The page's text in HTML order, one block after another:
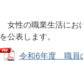
女性の職業生活にお
を公表します。
令和6年度 職員